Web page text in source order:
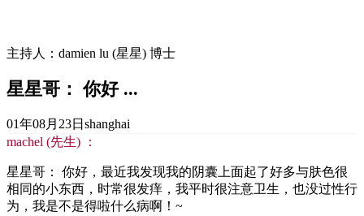
主持人：damien lu (星星) 博士
星星哥： 你好 ...
01年08月23日 shanghai
machel (先生) ：
星星哥： 你好，最近我发现我的阴囊上面起了好多与肤色很
相同的小东西，时常很发痒，我平时很注意卫生，也没过性行
为，我是不是得啦什么病啊！~